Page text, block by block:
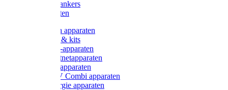
Poortgreepankers
Weidepoorten
Onderdelen apparaten
Starter sets & kits
9V Batterij-apparaten
230V Lichtnetapparaten
12V Accu-apparaten
230V / 12V Combi apparaten
Zonne-energie apparaten